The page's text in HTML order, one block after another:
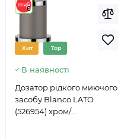
6
Хит Top
В наявності
Дозатор рідкого миючого
засобу Blanco LATO
(526954) хром/